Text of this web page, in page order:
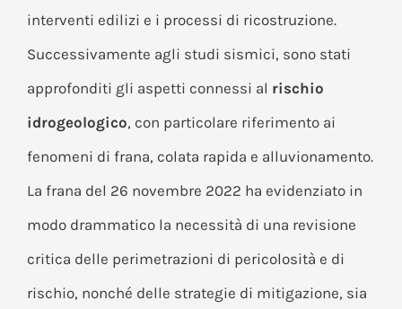
interventi edilizi e i processi di ricostruzione.
Successivamente agli studi sismici, sono stati
approfonditi gli aspetti connessi al rischio
idrogeologico, con particolare riferimento ai
fenomeni di frana, colata rapida e alluvionamento.
La frana del 26 novembre 2022 ha evidenziato in
modo drammatico la necessità di una revisione
critica delle perimetrazioni di pericolosità e di
rischio, nonché delle strategie di mitigazione, sia